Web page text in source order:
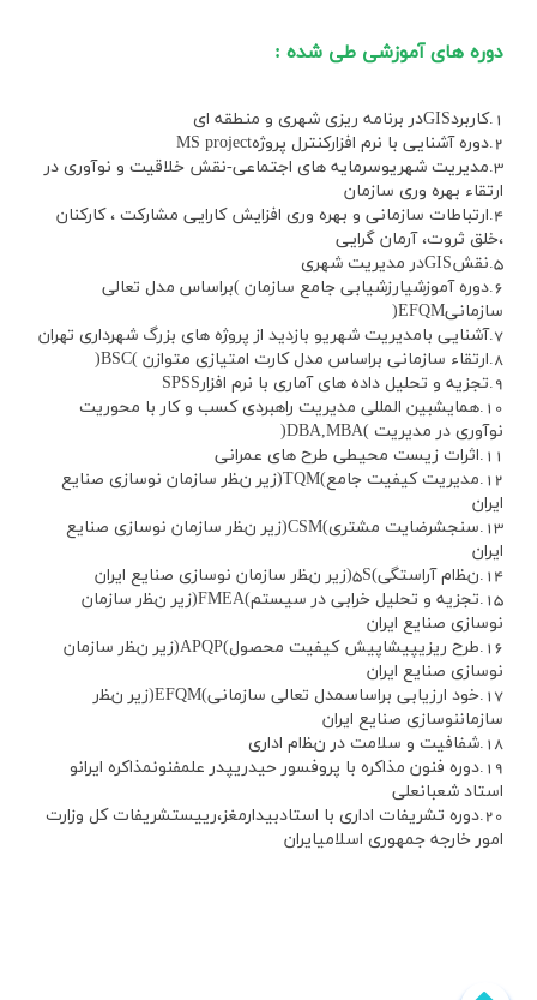
دوره هاي آموزشي طي شده :
1.كاربردGISدر برنامه ريزي شهري و منطقه اي
2.دوره آشنايي با نرم افزاركنترل پروژهMS project
3.مديريت شهريوسرمايه هاي اجتماعي-نقش خلاقيت و نوآوري در
ارتقاء بهره وري سازمان
4.ارتباطات سازماني و بهره وري افزايش كارايي مشاركت ، كاركنان
،خلق ثروت، آرمان گرايي
5.نقشGISدر مديريت شهري
6.دوره آموزشيارزشيابي جامع سازمان )براساس مدل تعالي
سازمانيEFQM(
7.آشنايي بامديريت شهريو بازديد از پروژه هاي بزرگ شهرداري تهران
8.ارتقاء سازماني براساس مدل كارت امتيازي متوازن )BSC(
9.تجزيه و تحليل داده هاي آماري با نرم افزارSPSS
10.همايشبين المللي مديريت راهبردي كسب و كار با محوريت
نوآوري در مديريت )DBA,MBA(
11.اثرات زيست محيطي طرح هاي عمراني
12.مديريت كيفيت جامع)TQM(زير نﻈر سازمان نوسازي صنايع
ايران
13.سنجشرضايت مشتري)CSM(زير نﻈر سازمان نوسازي صنايع
ايران
14.نﻈام آراستگي)5S(زير نﻈر سازمان نوسازي صنايع ايران
15.تجزيه و تحليل خرابي در سيستم)FMEA(زير نﻈر سازمان
نوسازي صنايع ايران
16.طرح ريزيپيشاپيش كيفيت محصول)APQP(زير نﻈر سازمان
نوسازي صنايع ايران
17.خود ارزيابي براساسمدل تعالي سازماني)EFQM(زير نﻈر
سازماننوسازي صنايع ايران
18.شفافيت و سلامت در نﻈام اداري
19.دوره فنون مذاكره با پروفسور حيدريپدر علمفنونمذاكره ايرانو
استاد شعبانعلي
20.دوره تشريفات اداري با استادبيدارمغز،رييستشريفات كل وزارت
امور خارجه جمهوري اسلاميايران